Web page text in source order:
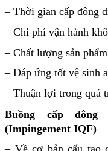
– Thời gian cấp đông
– Chi phí vận hành
– Chất lượng sản
– Đáp ứng tốt vệ sinh
– Thuận lợi trong quá
Buồng cấp
(Impingement IQF)